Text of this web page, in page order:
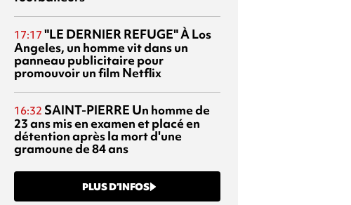
17:17 "LE DERNIER REFUGE"À Los
Angeles, un homme vit dans un
panneau publicitaire pour
promouvoir un film Netflix
16:32 SAINT-PIERRE Un homme de
23 ans mis en examen et placé en
détention après la mort d'une
gramoune de 84 ans
PLUS D’INFOS